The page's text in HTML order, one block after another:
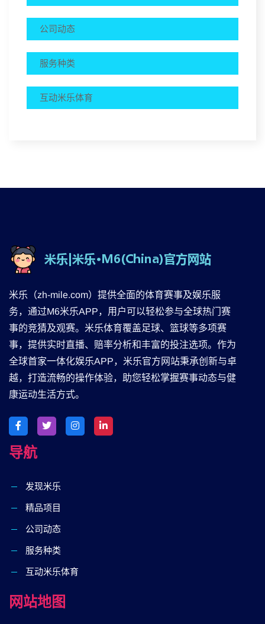
公司动态
服务种类
互动米乐体育
米乐（zh-mile.com）提供全面的体育赛事及娱乐服
务，通过M6米乐APP，用户可以轻松参与全球热门赛
事的竞猜及观赛。米乐体育覆盖足球、篮球等多项赛
事，提供实时直播、赔率分析和丰富的投注选项。作为
全球首家一体化娱乐APP，米乐官方网站秉承创新与卓
越，打造流畅的操作体验，助您轻松掌握赛事动态与健
康运动生活方式。
导航
发现米乐
精品项目
公司动态
服务种类
互动米乐体育
网站地图